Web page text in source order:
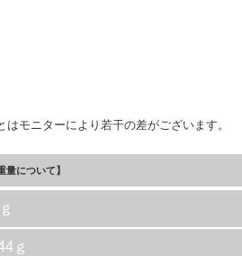
モニターにより若干の差がございます。
量について】
ｇ